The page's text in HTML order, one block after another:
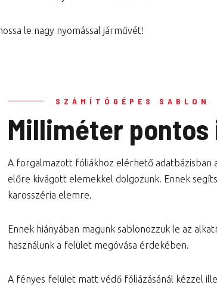
le nagy nyomással járművét!
SZÁMÍTÓGÉPES SABLON
Milliméter pontos
A forgalmazott fóliákhoz elérhető adatbázisban
előre kivágott elemekkel dolgozunk. Ennek
karosszéria elemre.
Ennek hiányában magunk sablonozzuk le az
használunk a felület megóvása érdekében.
A fényes felület matt védő fóliázásánál kézzel